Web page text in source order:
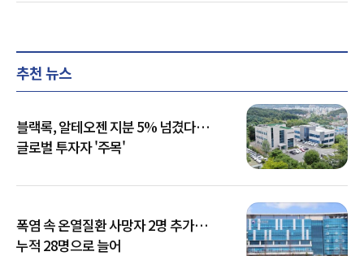
추천 뉴스
블랙록, 알테오젠 지분 5% 넘겼다…
글로벌 투자자 '주목'
폭염 속 온열질환 사망자 2명 추가…
누적 28명으로 늘어